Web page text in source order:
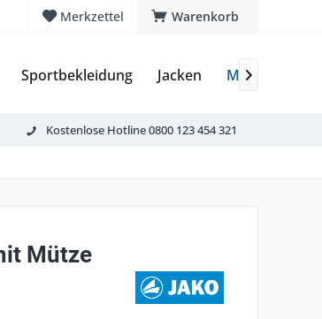
Warenkorb
Merkzettel
Sportbekleidung Jacken Mützen &

Kostenlose Hotline 0800 123 454 321
Mütze